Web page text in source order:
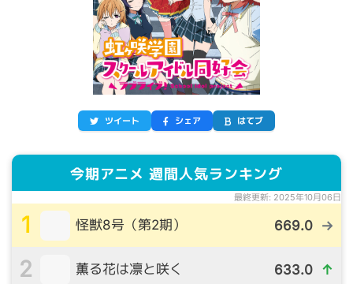
ツイート シェア はてブ
今期アニメ 週間人気ランキング
最終更新: 2025年10月06日
1 怪獣8号（第2期） 669.0 →
2 薫る花は凛と咲く 633.0 ↑